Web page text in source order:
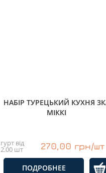
НАБІР ТУРЕЦЬКИЙ КУХНЯ
МІККІ
гурт від
2.00 шт 270,00 грн/шт
ПОДРОБНЕЕ